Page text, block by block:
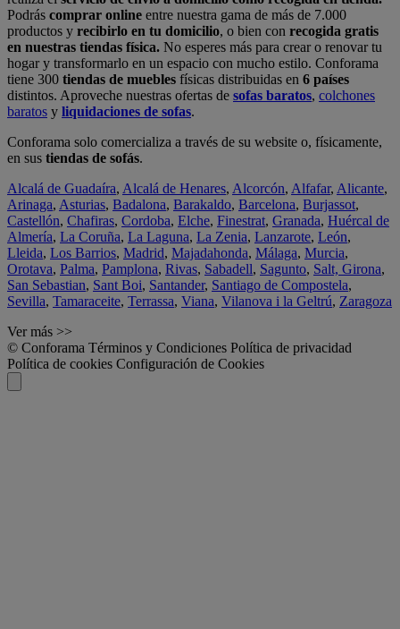
Podrás comprar online entre nuestra gama de más de 7.000
productos y recibirlo en tu domicilio, o bien con recogida gratis
en nuestras tiendas física. No esperes más para crear o renovar tu
hogar y transformarlo en un espacio con mucho estilo. Conforama
tiene 300 tiendas de muebles físicas distribuidas en 6 países
distintos. Aproveche nuestras ofertas de sofas baratos, colchones
baratos y liquidaciones de sofas.
Conforama solo comercializa a través de su website o, físicamente,
en sus tiendas de sofás.
Alcalá de Guadaíra, Alcalá de Henares, Alcorcón, Alfafar, Alicante,
Arinaga, Asturias, Badalona, Barakaldo, Barcelona, Burjassot,
Castellón, Chafiras, Cordoba, Elche, Finestrat, Granada, Huércal de
Almería, La Coruña, La Laguna, La Zenia, Lanzarote, León,
Lleida, Los Barrios, Madrid, Majadahonda, Málaga, Murcia,
Orotava, Palma, Pamplona, Rivas, Sabadell, Sagunto, Salt, Girona,
San Sebastian, Sant Boi, Santander, Santiago de Compostela,
Sevilla, Tamaraceite, Terrassa, Viana, Vilanova i la Geltrú, Zaragoza
Ver más >>
© Conforama Términos y Condiciones Política de privacidad
Política de cookies Configuración de Cookies